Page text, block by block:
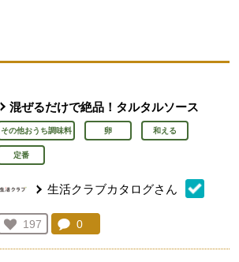
混ぜるだけで絶品！タルタルソース
その他おうち調味料 卵 和える
定番
生活クラブカタログさん
お気に入り登録：
197
人が登録
コメント：
0